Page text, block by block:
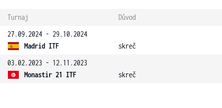
Turnaj
Důvod
27.09.2024 - 29.10.2024
Madrid ITF
skreč
03.02.2023 - 12.11.2023
Monastir 21 ITF
skreč